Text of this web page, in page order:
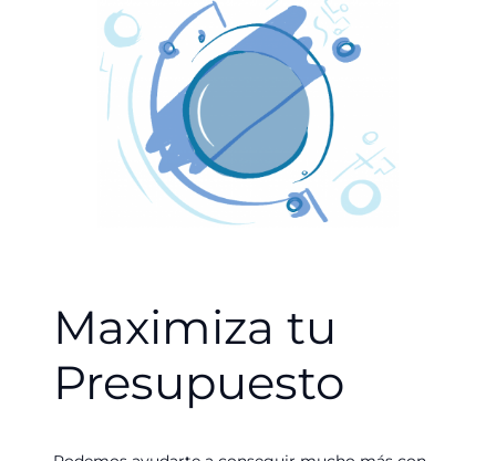
Maximiza tu
Presupuesto